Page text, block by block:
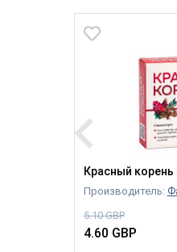
Красный
Производитель:
5.10 GBP
4.60 GBP